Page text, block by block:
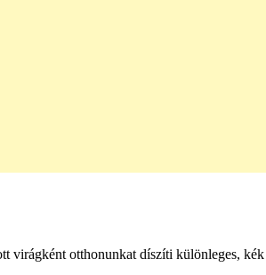
virágként otthonunkat díszíti különleges,